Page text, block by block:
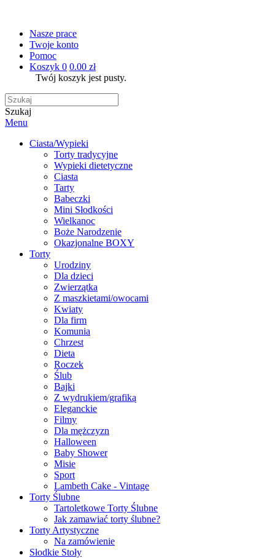
Nasze prace
Twoje konto
Pomoc
Koszyk 0 0.00 zł
Twój koszyk jest pusty.
Szukaj
Menu
Ciasta/Wypieki
Torty tradycyjne
Wypieki dietetyczne
Ciasta
Tarty
Babeczki
Mini Słodkości
Wielkanoc
Boże Narodzenie
Okazjonalne BOXY
Torty
Urodziny
Dla dzieci
Zwierzątka
Z maszkietami/owocami
Kwiaty
Dla firm
Komunia
Chrzest
Dieta
Roczek
Ślub
Bajki
Z wydrukiem/grafiką
Eleganckie
Filmy
Dla mężczyzn
Halloween
Baby Shower
Misie
Sport
Lambeth Cake - Vintage
Torty Ślubne
Tartoletkowe Torty Ślubne
Jak zamawiać torty ślubne?
Torty Artystyczne
Na zamówienie
Słodkie Stoły